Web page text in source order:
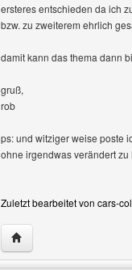
ersteres entschieden da ich
bzw. zu zweiterem ehrlich
damit kann das thema dann
gruß,
rob
ps: und witziger weise poste
ohne irgendwas verändert zu
Zuletzt bearbeitet von cars-
Website dieses